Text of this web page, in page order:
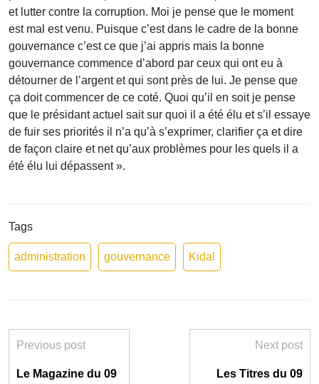
et lutter contre la corruption. Moi je pense que le moment
est mal est venu. Puisque c’est dans le cadre de la bonne
gouvernance c’est ce que j’ai appris mais la bonne
gouvernance commence d’abord par ceux qui ont eu à
détourner de l’argent et qui sont près de lui. Je pense que
ça doit commencer de ce coté. Quoi qu’il en soit je pense
que le présidant actuel sait sur quoi il a été élu et s’il essaye
de fuir ses priorités il n’a qu’à s’exprimer, clarifier ça et dire
de façon claire et net qu’aux problèmes pour les quels il a
été élu lui dépassent ».
Tags
administration gouvernance Kidal
Previous post
Le Magazine du 09
Next post
Les Titres du 09